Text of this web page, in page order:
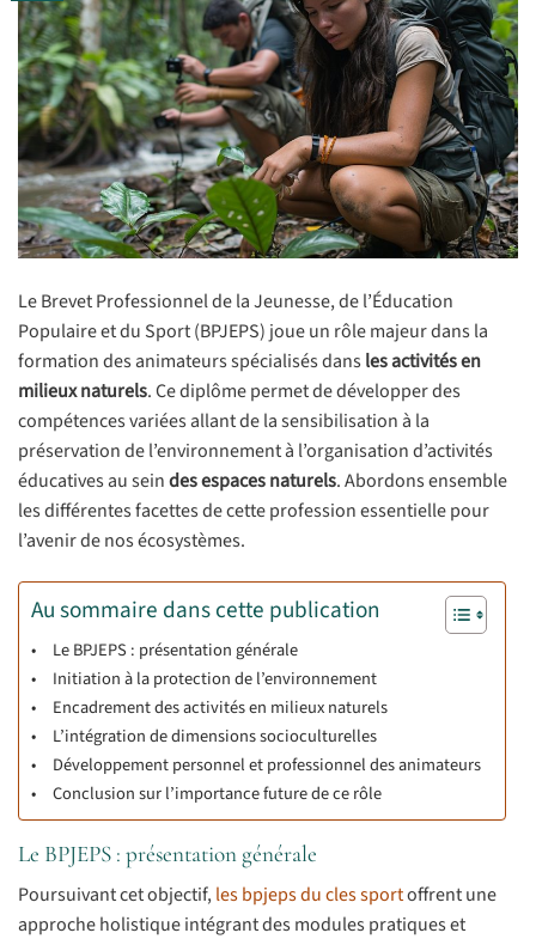
Le Brevet Professionnel de la Jeunesse, de l’Éducation
Populaire et du Sport (BPJEPS) joue un rôle majeur dans la
formation des animateurs spécialisés dansles activités en
milieux naturels. Ce diplôme permet de développer des
compétences variées allant de la sensibilisation à la
préservation de l’environnement à l’organisation d’activités
éducatives au seindes espaces naturels. Abordons ensemble
les différentes facettes de cette profession essentielle pour
l’avenir de nos écosystèmes.
Au sommaire dans cette publication
Le BPJEPS : présentation générale
Initiation à la protection de l’environnement
Encadrement des activités en milieux naturels
L’intégration de dimensions socioculturelles
Développement personnel et professionnel des animateurs
Conclusion sur l’importance future de ce rôle
Le BPJEPS : présentation générale
Poursuivant cet objectif,les bpjeps du cles sportoffrent une
approche holistique intégrant des modules pratiques et